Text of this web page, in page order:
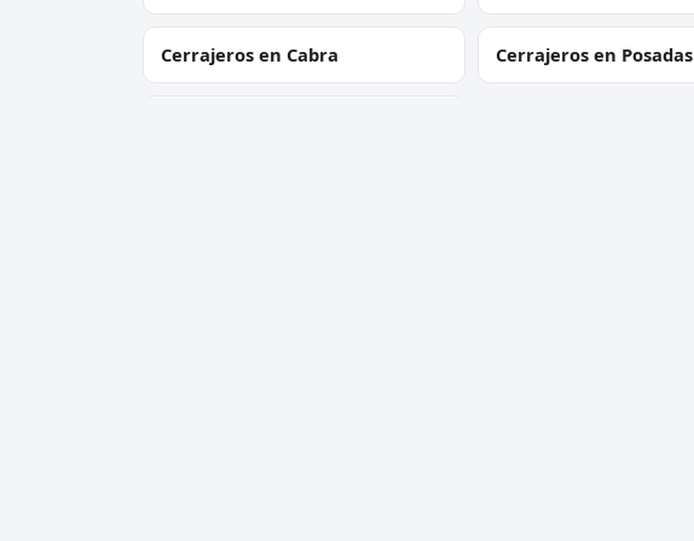
Cerrajeros en Cabra Cerrajeros en Posadas